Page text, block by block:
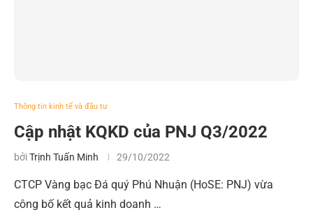
Thông tin kinh tế và đầu tư
Cập nhật KQKD của PNJ Q3/2022
bởiTrịnh Tuấn Minh 29/10/2022
CTCP Vàng bạc Đá quý Phú Nhuận (HoSE: PNJ) vừa
công bố kết quả kinh doanh …